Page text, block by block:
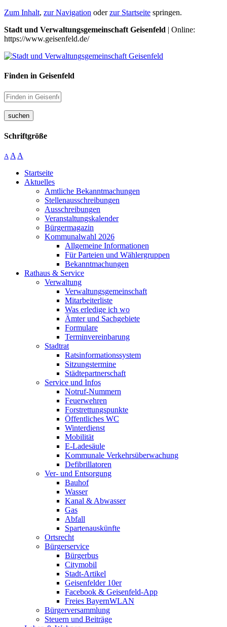
Zum Inhalt, zur Navigation oderzur Startseite springen.
Stadt und Verwaltungsgemeinschaft Geisenfeld | Online:
https://www.geisenfeld.de/
Finden in Geisenfeld
suchen
Schriftgröße
A A A
Startseite
Aktuelles
Amtliche Bekanntmachungen
Stellenausschreibungen
Ausschreibungen
Veranstaltungskalender
Bürgermagazin
Kommunalwahl 2026
Allgemeine Informationen
Für Parteien und Wählergruppen
Bekanntmachungen
Rathaus & Service
Verwaltung
Verwaltungsgemeinschaft
Mitarbeiterliste
Was erledige ich wo
Ämter und Sachgebiete
Formulare
Terminvereinbarung
Stadtrat
Ratsinformationssystem
Sitzungstermine
Städtepartnerschaft
Service und Infos
Notruf-Nummern
Feuerwehren
Forstrettungspunkte
Öffentliches WC
Winterdienst
Mobilität
E-Ladesäule
Kommunale Verkehrsüberwachung
Defibrillatoren
Ver- und Entsorgung
Bauhof
Wasser
Kanal & Abwasser
Gas
Abfall
Spartenauskünfte
Ortsrecht
Bürgerservice
Bürgerbus
Citymobil
Stadt-Artikel
Geisenfelder 10er
Facebook & Geisenfeld-App
Freies BayernWLAN
Bürgerversammlung
Steuern und Beiträge